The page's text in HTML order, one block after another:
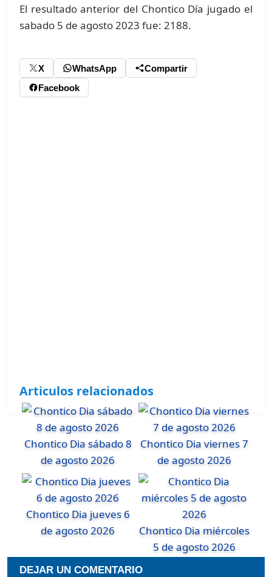
El resultado anterior del Chontico Día jugado el
sabado 5 de agosto 2023 fue: 2188.
X WhatsApp
Compartir
Facebook
Articulos relacionados
Chontico Dia sábado 8
de agosto 2026
Chontico Dia viernes 7
de agosto 2026
Chontico Dia jueves 6
de agosto 2026
Chontico Dia miércoles
5 de agosto 2026
DEJAR UN COMENTARIO